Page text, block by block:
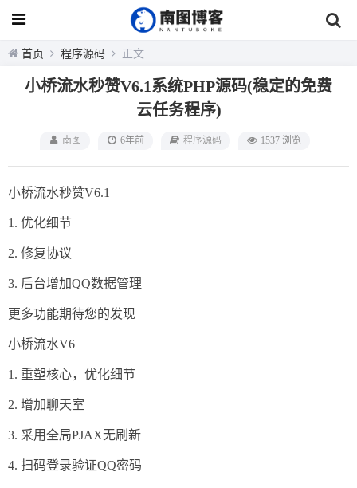
首页 程序源码 正文
小桥流水秒赞V6.1系统PHP源码(稳定的免费
云任务程序)
南图 6年前 程序源码 1537 浏览
小桥流水秒赞V6.1
1. 优化细节
2. 修复协议
3. 后台增加QQ数据管理
更多功能期待您的发现
小桥流水V6
1. 重塑核心，优化细节
2. 增加聊天室
3. 采用全局PJAX无刷新
4. 扫码登录验证QQ密码